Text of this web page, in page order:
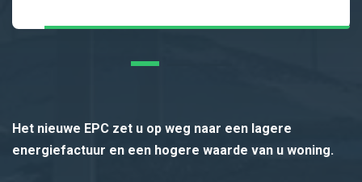
Het nieuwe EPC zet u op weg naar een lagere
energiefactuur en een hogere waarde van u woning.